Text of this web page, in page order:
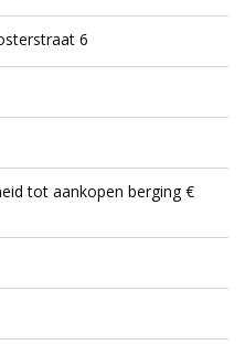
6
tot aankopen berging €